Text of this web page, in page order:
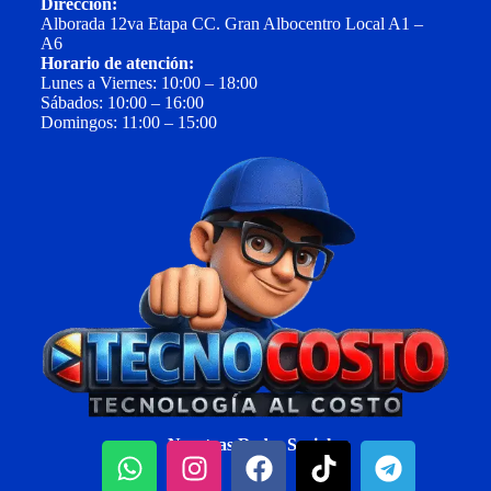
Alborada 12va Etapa CC. Gran Albocentro Local A1 –
A6
Horario de atención:
Lunes a Viernes: 10:00 – 18:00
Sábados: 10:00 – 16:00
Domingos: 11:00 – 15:00
Nuestras Redes Sociales: